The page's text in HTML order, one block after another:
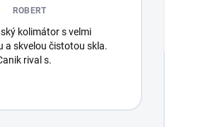
ROBERT
kolimátor s velmi
a skvelou čistotou skla.
rival s.